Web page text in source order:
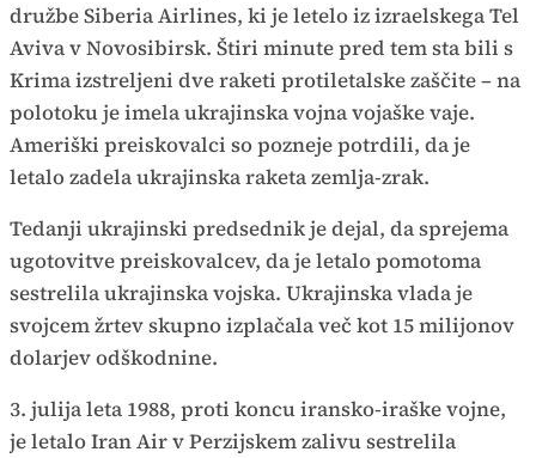
družbe Siberia Airlines, ki je letelo iz izraelskega Tel
Aviva v Novosibirsk. Štiri minute pred tem sta bili s
Krima izstreljeni dve raketi protiletalske zaščite – na
polotoku je imela ukrajinska vojna vojaške vaje.
Ameriški preiskovalci so pozneje potrdili, da je
letalo zadela ukrajinska raketa zemlja-zrak.
Tedanji ukrajinski predsednik je dejal, da sprejema
ugotovitve preiskovalcev, da je letalo pomotoma
sestrelila ukrajinska vojska. Ukrajinska vlada je
svojcem žrtev skupno izplačala več kot 15 milijonov
dolarjev odškodnine.
3. julija leta 1988, proti koncu iransko-iraške vojne,
je letalo Iran Air v Perzijskem zalivu sestrelila